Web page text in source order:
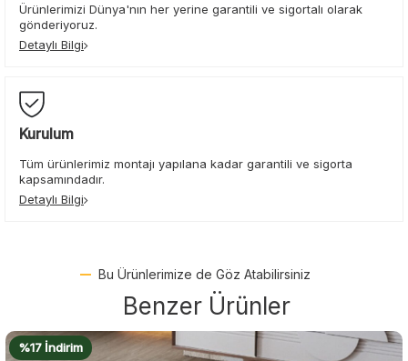
Ürünlerimizi Dünya'nın her yerine garantili ve sigortalı olarak
gönderiyoruz.
Detaylı Bilgi
Kurulum
Tüm ürünlerimiz montajı yapılana kadar garantili ve sigorta
kapsamındadır.
Detaylı Bilgi
Bu Ürünlerimize de Göz Atabilirsiniz
Benzer Ürünler
%18 İndirim